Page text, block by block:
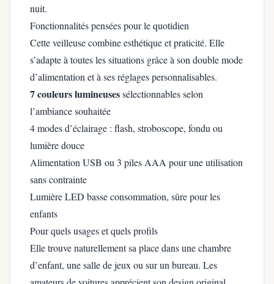
nuit.
Fonctionnalités pensées pour le quotidien
Cette veilleuse combine esthétique et praticité. Elle
s’adapte à toutes les situations grâce à son double mode
d’alimentation et à ses réglages personnalisables.
7 couleurs lumineusessélectionnables selon
l’ambiance souhaitée
4 modes d’éclairage : flash, stroboscope, fondu ou
lumière douce
Alimentation USB ou 3 piles AAA pour une utilisation
sans contrainte
Lumière LED basse consommation, sûre pour les
enfants
Pour quels usages et quels profils
Elle trouve naturellement sa place dans une chambre
d’enfant, une salle de jeux ou sur un bureau. Les